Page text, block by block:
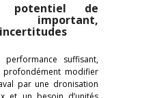
potentiel de
important,
suffisant,
profondément modifier
par une dronisation